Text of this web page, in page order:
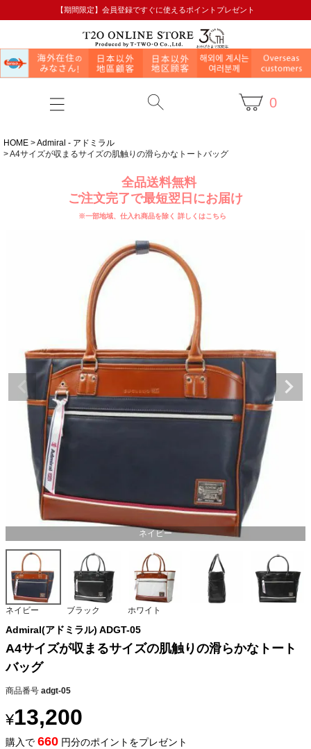
【期間限定】会員登録ですぐに使えるポイントプレゼント
0
HOME
Admiral - アドミラル
A4サイズが収まるサイズの肌触りの滑らかなトートバッグ
全品送料無料
ご注文完了で最短翌日にお届け
※一部地域、仕入れ商品を除く 詳しくはこちら
ネイビー
ネイビー ブラック ホワイト
Admiral(アドミラル) ADGT-05
A4サイズが収まるサイズの肌触りの滑らかなトート
バッグ
商品番号 adgt-05
¥13,200
購入で 660 円分のポイントをプレゼント